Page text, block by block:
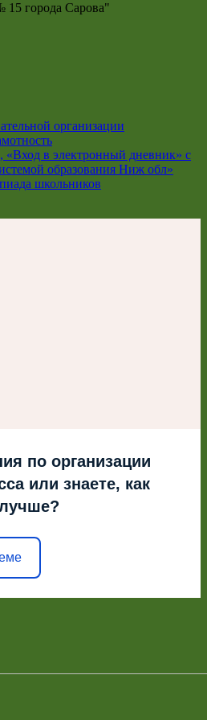
города Сарова"
организации
в электронный дневник» с
образования Ниж обл»
школьников
по организации
или знаете, как